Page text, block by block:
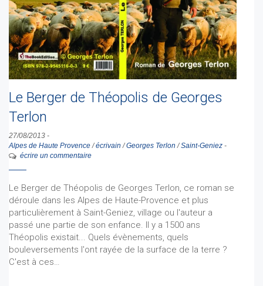
Le Berger de Théopolis de Georges
Terlon
27/08/2013 -
Alpes de Haute Provence /écrivain /Georges Terlon /Saint-Geniez -
écrire un commentaire
Le Berger de Théopolis de Georges Terlon, ce roman se
déroule dans les Alpes de Haute-Provence et plus
particulièrement à Saint-Geniez, village ou l'auteur a
passé une partie de son enfance. Il y a 1500 ans
Théopolis existait... Quels évènements, quels
bouleversements l'ont rayée de la surface de la terre ?
C'est à ces…